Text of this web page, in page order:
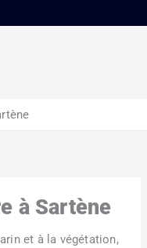
à Sartène
et à la végétation,